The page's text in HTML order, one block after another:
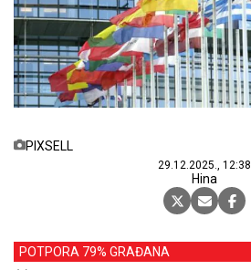
PIXSELL
29.12.2025., 12:38
Hina
POTPORA 79% GRAĐANA